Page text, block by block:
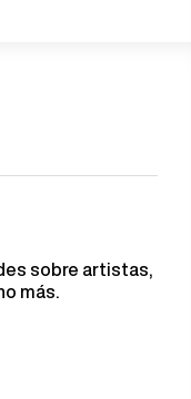
sobre artistas,
más.